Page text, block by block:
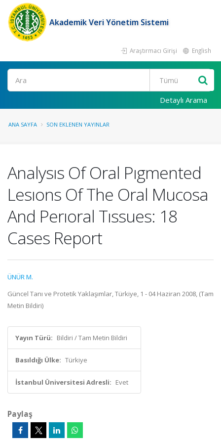
Akademik Veri Yönetim Sistemi
Araştırmacı Girişi English
Ara
Detaylı Arama
ANA SAYFA SON EKLENEN YAYINLAR
Analysıs Of Oral Pıgmented
Lesıons Of The Oral Mucosa
And Perıoral Tıssues: 18
Cases Report
ÜNÜR M.
Güncel Tanı ve Protetik Yaklaşımlar, Türkiye, 1 - 04 Haziran 2008, (Tam
Metin Bildiri)
Yayın Türü: Bildiri / Tam Metin Bildiri
Basıldığı Ülke: Türkiye
İstanbul Üniversitesi Adresli: Evet
Paylaş